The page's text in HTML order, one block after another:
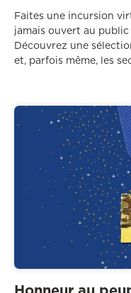
Faites une incursion
jamais ouvert au public
Découvrez une
et, parfois même, les